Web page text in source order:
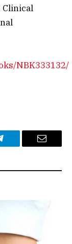
Clinical
NBK333132/
Email